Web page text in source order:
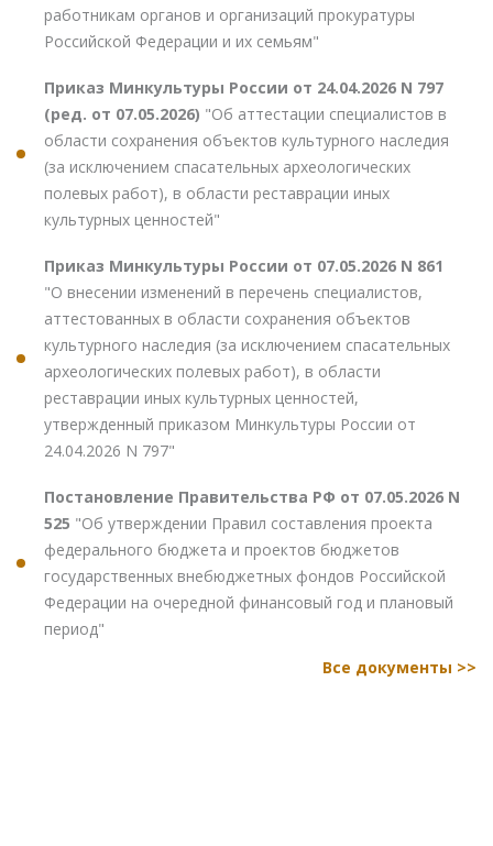
работникам органов и организаций прокуратуры
Российской Федерации и их семьям"
Приказ Минкультуры России от 24.04.2026 N 797
(ред. от 07.05.2026) "Об аттестации специалистов в
области сохранения объектов культурного наследия
(за исключением спасательных археологических
полевых работ), в области реставрации иных
культурных ценностей"
Приказ Минкультуры России от 07.05.2026 N 861
"О внесении изменений в перечень специалистов,
аттестованных в области сохранения объектов
культурного наследия (за исключением спасательных
археологических полевых работ), в области
реставрации иных культурных ценностей,
утвержденный приказом Минкультуры России от
24.04.2026 N 797"
Постановление Правительства РФ от 07.05.2026 N
525 "Об утверждении Правил составления проекта
федерального бюджета и проектов бюджетов
государственных внебюджетных фондов Российской
Федерации на очередной финансовый год и плановый
период"
Все документы >>